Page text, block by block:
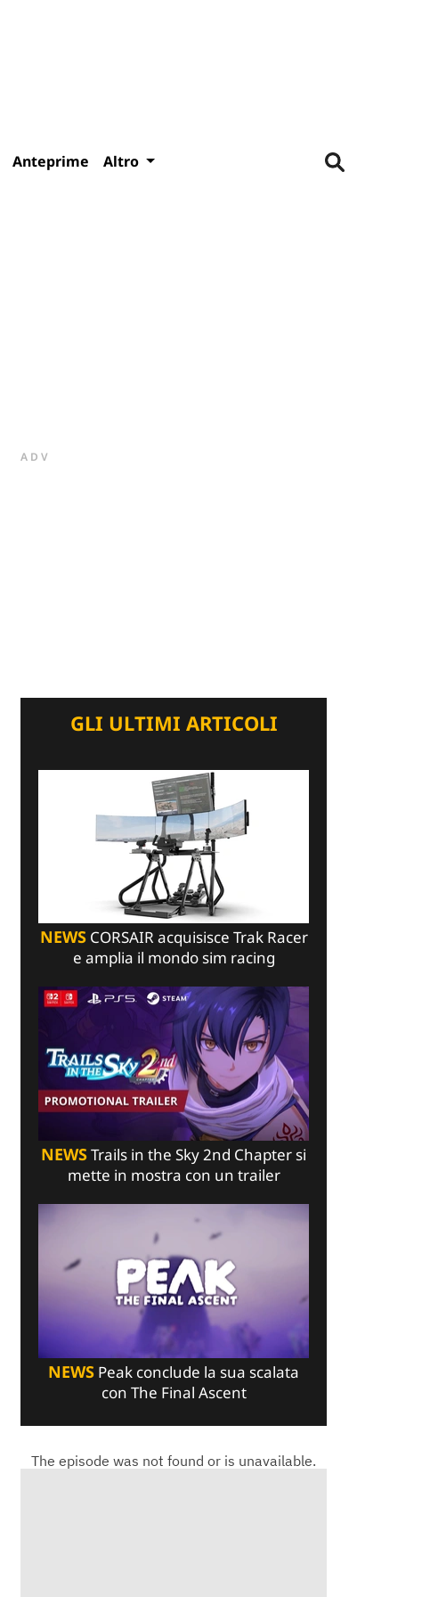
Anteprime Altro
ADV
GLI ULTIMI ARTICOLI
NEWSCORSAIR acquisisce Trak Racer
e amplia il mondo sim racing
NEWSTrails in the Sky 2nd Chapter si
mette in mostra con un trailer
NEWS Peak conclude la sua scalata
con The Final Ascent